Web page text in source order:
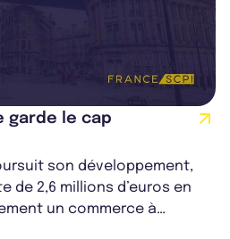
garde le cap
son développement,
de 2,6 millions d’euros en
un commerce à
logisti...